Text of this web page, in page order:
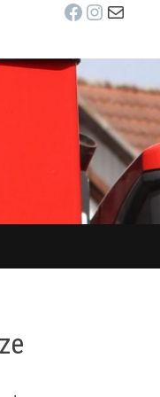
Facebook
E-Mail